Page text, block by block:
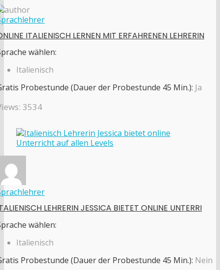
ITALIENISCH LERNEN MIT ERFAHRENEN LEHRERIN
wählen:
Italienisch
Probestunde (Dauer der Probestunde 45 Min.): Ja
3534
LEHRERIN JESSICA BIETET ONLINE UNTERRI
wählen:
Italienisch
Probestunde (Dauer der Probestunde 45 Min.): Nein